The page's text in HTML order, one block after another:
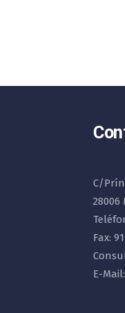
C/
28006
Fax:
E-